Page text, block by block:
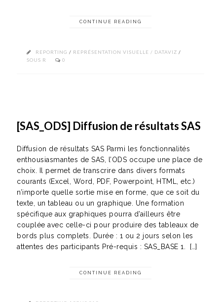
CONTINUE READING
REPORTING / REPRÉSENTATION VISUELLE / DATAVIZ /
SOUS R
0
[SAS_ODS] Diffusion de résultats SAS
Diffusion de résultats SAS Parmi les fonctionnalités
enthousiasmantes de SAS, l’ODS occupe une place de
choix. Il permet de transcrire dans divers formats
courants (Excel, Word, PDF, Powerpoint, HTML, etc.)
n’importe quelle sortie mise en forme, que ce soit du
texte, un tableau ou un graphique. Une formation
spécifique aux graphiques pourra d’ailleurs être
couplée avec celle-ci pour produire des tableaux de
bords plus complets. Durée : 1 ou 2 jours selon les
attentes des participants Pré-requis : SAS_BASE 1. […]
CONTINUE READING